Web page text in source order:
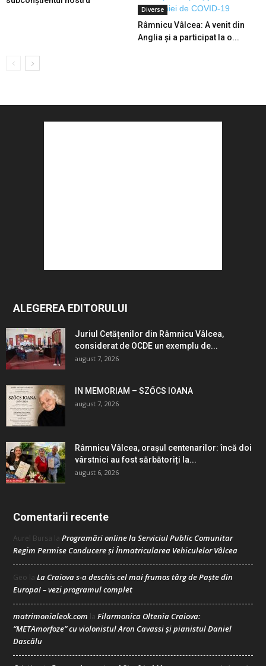
Diverse
Râmnicu Vâlcea: A venit din
Anglia și a participat la o...
ALEGEREA EDITORULUI
Juriul Cetățenilor din Râmnicu Vâlcea,
considerat de OCDE un exemplu de...
august 7, 2026
IN MEMORIAM – SZŐCS IOANA
august 7, 2026
Râmnicu Vâlcea, orașul centenarilor: încă doi
vârstnici au fost sărbătoriți la...
august 6, 2026
Comentarii recente
Aurel Bursa la Programări online la Serviciul Public Comunitar
Regim Permise Conducere şi Înmatricularea Vehiculelor Vâlcea
Geo la La Craiova s-a deschis cel mai frumos târg de Paște din
Europa! – vezi programul complet
matrimonialeok.com la Filarmonica Oltenia Craiova:
“METAmorfoze” cu violonistul Aron Cavassi și pianistul Daniel
Dascălu